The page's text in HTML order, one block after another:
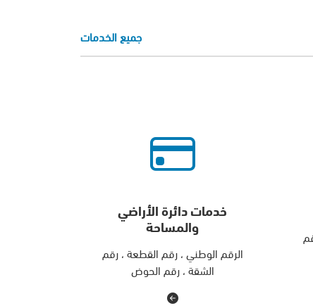
جميع الخدمات
خدمات دائرة الأراضي
والمساحة
الرقم الوطني ، رقم القطعة ، رقم
الشقة ، رقم الحوض